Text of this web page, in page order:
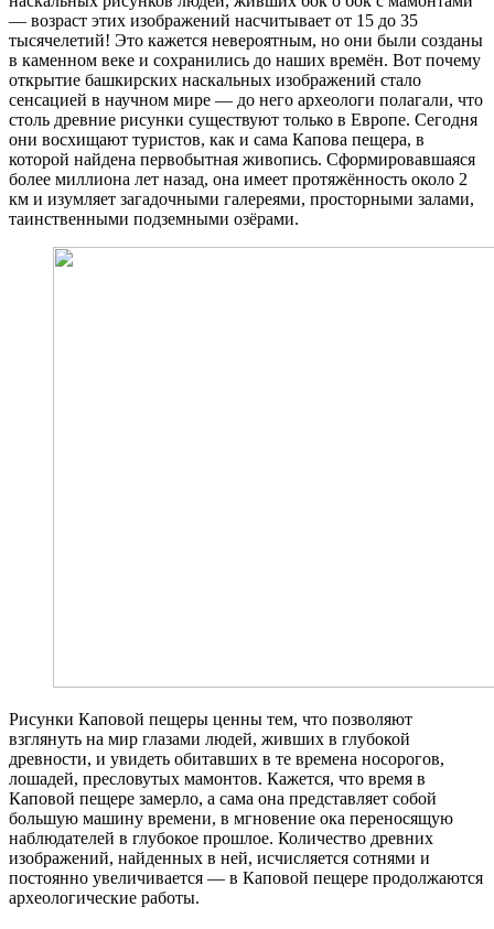
— возраст этих изображений насчитывает от 15 до 35
тысячелетий! Это кажется невероятным, но они были созданы
в каменном веке и сохранились до наших времён. Вот почему
открытие башкирских наскальных изображений стало
сенсацией в научном мире — до него археологи полагали, что
столь древние рисунки существуют только в Европе. Сегодня
они восхищают туристов, как и сама Капова пещера, в
которой найдена первобытная живопись. Сформировавшаяся
более миллиона лет назад, она имеет протяжённость около 2
км и изумляет загадочными галереями, просторными залами,
таинственными подземными озёрами.
Рисунки Каповой пещеры ценны тем, что позволяют
взглянуть на мир глазами людей, живших в глубокой
древности, и увидеть обитавших в те времена носорогов,
лошадей, пресловутых мамонтов. Кажется, что время в
Каповой пещере замерло, а сама она представляет собой
большую машину времени, в мгновение ока переносящую
наблюдателей в глубокое прошлое. Количество древних
изображений, найденных в ней, исчисляется сотнями и
постоянно увеличивается — в Каповой пещере продолжаются
археологические работы.